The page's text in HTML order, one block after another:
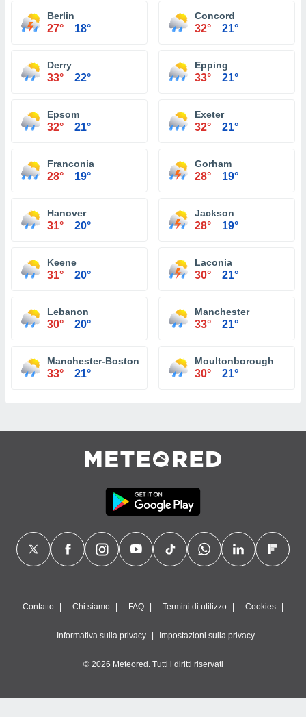
Berlin
27° 18°
Concord
32° 21°
Derry
33° 22°
Epping
33° 21°
Epsom
32° 21°
Exeter
32° 21°
Franconia
28° 19°
Gorham
28° 19°
Hanover
31° 20°
Jackson
28° 19°
Keene
31° 20°
Laconia
30° 21°
Lebanon
30° 20°
Manchester
33° 21°
Manchester-Boston Regional Airport
33° 21°
Moultonborough
30° 21°
Contatto Chi siamo FAQ Termini di utilizzo Cookies
Informativa sulla privacy Impostazioni sulla privacy
© 2026 Meteored. Tutti i diritti riservati